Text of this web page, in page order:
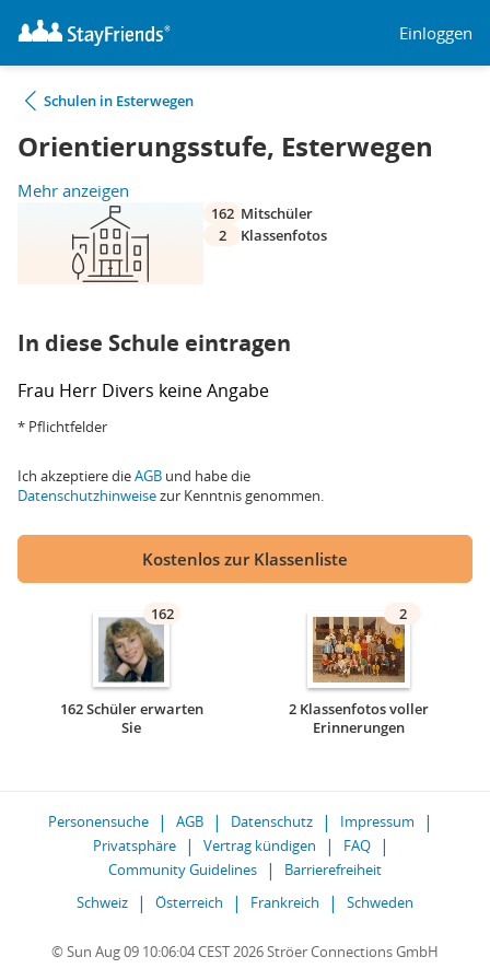
Einloggen
Schulen in Esterwegen
Orientierungsstufe, Esterwegen
Mehr anzeigen
162 Mitschüler
2
Klassenfotos
In diese Schule eintragen
Frau Herr Divers keine Angabe
* Pflichtfelder
Ich akzeptiere dieAGB und habe die
Datenschutzhinweisezur Kenntnis genommen.
Kostenlos zur Klassenliste
162
162 Schüler erwarten
Sie
2
2 Klassenfotos voller
Erinnerungen
Personensuche AGB Datenschutz
Impressum
Privatsphäre
Vertrag kündigen
FAQ
Community Guidelines
Barrierefreiheit
Schweiz
Österreich Frankreich Schweden
© Sun Aug 09 10:06:04 CEST 2026 Ströer Connections GmbH